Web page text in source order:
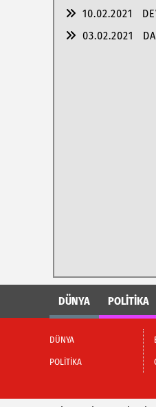
10.02.2021
03.02.2021
DÜNYA POLİTİKA
DÜNYA
POLİTİKA